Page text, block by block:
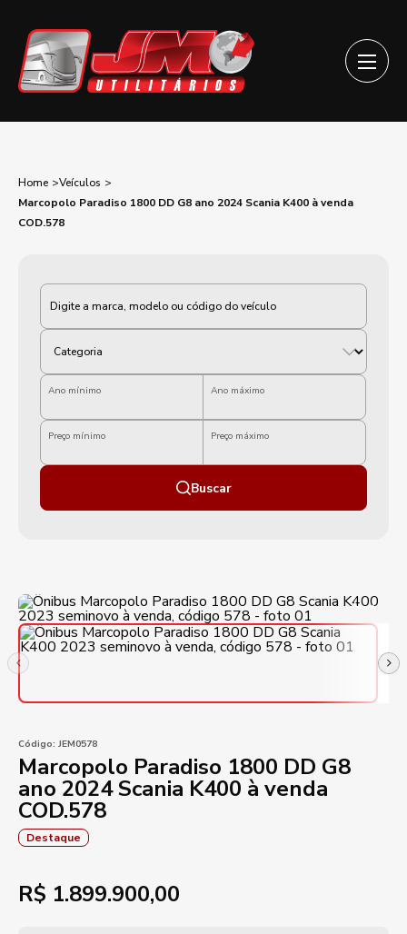
Home
Veículos
Marcopolo Paradiso 1800 DD G8 ano 2024 Scania K400 à venda
COD.578
Categoria
Ano mínimo Ano máximo
Preço mínimo Preço máximo
Buscar
Código: JEM0578
Marcopolo Paradiso 1800 DD G8
ano 2024 Scania K400 à venda
COD.578
Destaque
R$ 1.899.900,00